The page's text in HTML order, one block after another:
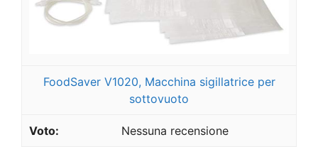
FoodSaver V1020, Macchina sigillatrice per
sottovuoto
Nessuna recensione